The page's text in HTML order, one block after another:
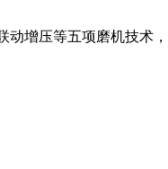
动增压等五项磨机技术